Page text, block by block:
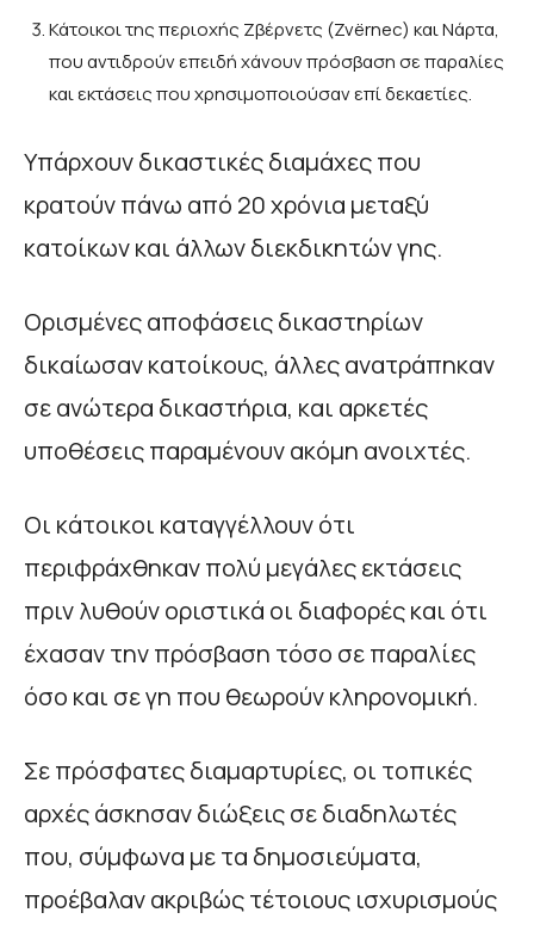
Κάτοικοι της περιοχής Ζβέρνετς (Zvërnec) και Νάρτα,
που αντιδρούν επειδή χάνουν πρόσβαση σε παραλίες
και εκτάσεις που χρησιμοποιούσαν επί δεκαετίες.
Υπάρχουν δικαστικές διαμάχες που
κρατούν πάνω από 20 χρόνια μεταξύ
κατοίκων και άλλων διεκδικητών γης.
Ορισμένες αποφάσεις δικαστηρίων
δικαίωσαν κατοίκους, άλλες ανατράπηκαν
σε ανώτερα δικαστήρια, και αρκετές
υποθέσεις παραμένουν ακόμη ανοιχτές.
Οι κάτοικοι καταγγέλλουν ότι
περιφράχθηκαν πολύ μεγάλες εκτάσεις
πριν λυθούν οριστικά οι διαφορές και ότι
έχασαν την πρόσβαση τόσο σε παραλίες
όσο και σε γη που θεωρούν κληρονομική.
Σε πρόσφατες διαμαρτυρίες, οι τοπικές
αρχές άσκησαν διώξεις σε διαδηλωτές
που, σύμφωνα με τα δημοσιεύματα,
προέβαλαν ακριβώς τέτοιους ισχυρισμούς